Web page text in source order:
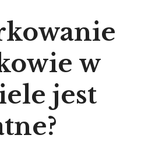
w
jest